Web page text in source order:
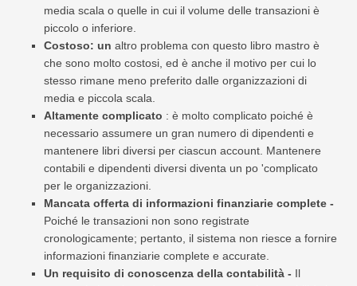
media scala o quelle in cui il volume delle transazioni è
piccolo o inferiore.
Costoso: un altro problema con questo libro mastro è
che sono molto costosi, ed è anche il motivo per cui lo
stesso rimane meno preferito dalle organizzazioni di
media e piccola scala.
Altamente complicato : è molto complicato poiché è
necessario assumere un gran numero di dipendenti e
mantenere libri diversi per ciascun account. Mantenere
contabili e dipendenti diversi diventa un po 'complicato
per le organizzazioni.
Mancata offerta di informazioni finanziarie complete -
Poiché le transazioni non sono registrate
cronologicamente; pertanto, il sistema non riesce a fornire
informazioni finanziarie complete e accurate.
Un requisito di conoscenza della contabilità - Il